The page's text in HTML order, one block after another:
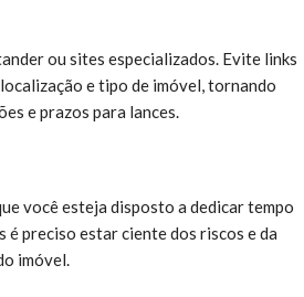
ou sites especializados. Evite links
e tipo de imóvel, tornando
e prazos para lances.
você esteja disposto a dedicar tempo
é preciso estar ciente dos riscos e da
imóvel.